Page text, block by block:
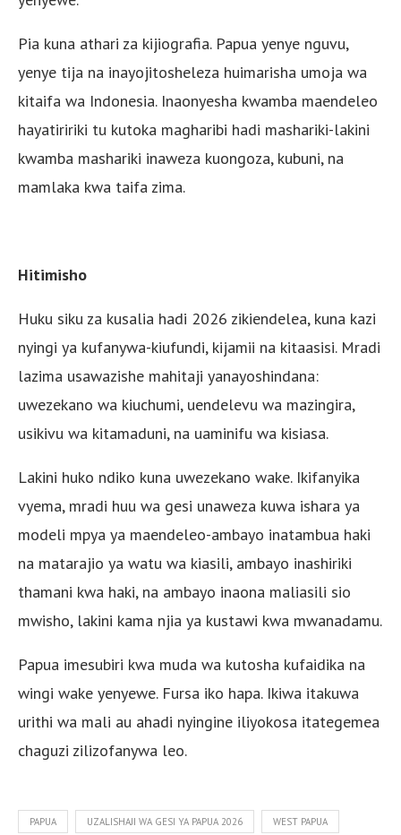
Pia kuna athari za kijiografia. Papua yenye nguvu,
yenye tija na inayojitosheleza huimarisha umoja wa
kitaifa wa Indonesia. Inaonyesha kwamba maendeleo
hayatiririki tu kutoka magharibi hadi mashariki-lakini
kwamba mashariki inaweza kuongoza, kubuni, na
mamlaka kwa taifa zima.
Hitimisho
Huku siku za kusalia hadi 2026 zikiendelea, kuna kazi
nyingi ya kufanywa-kiufundi, kijamii na kitaasisi. Mradi
lazima usawazishe mahitaji yanayoshindana:
uwezekano wa kiuchumi, uendelevu wa mazingira,
usikivu wa kitamaduni, na uaminifu wa kisiasa.
Lakini huko ndiko kuna uwezekano wake. Ikifanyika
vyema, mradi huu wa gesi unaweza kuwa ishara ya
modeli mpya ya maendeleo-ambayo inatambua haki
na matarajio ya watu wa kiasili, ambayo inashiriki
thamani kwa haki, na ambayo inaona maliasili sio
mwisho, lakini kama njia ya kustawi kwa mwanadamu.
Papua imesubiri kwa muda wa kutosha kufaidika na
wingi wake yenyewe. Fursa iko hapa. Ikiwa itakuwa
urithi wa mali au ahadi nyingine iliyokosa itategemea
chaguzi zilizofanywa leo.
PAPUA UZALISHAJI WA GESI YA PAPUA 2026 WEST PAPUA